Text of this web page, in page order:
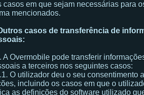
casos em que sejam necessárias para
mencionados.
casos de transferência de
A Overmobile pode transferir
a terceiros nos seguintes casos:
O utilizador deu o seu consentimento
incluindo os casos em que o
as definições do software utilizado